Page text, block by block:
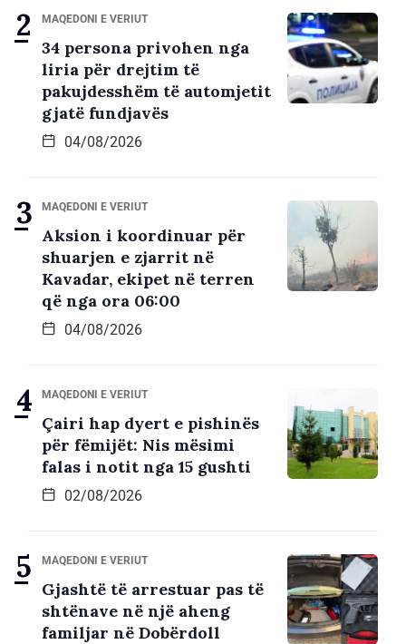
MAQEDONI E VERIUT
34 persona privohen nga
liria për drejtim të
pakujdesshëm të automjetit
gjatë fundjavës
04/08/2026
MAQEDONI E VERIUT
Aksion i koordinuar për
shuarjen e zjarrit në
Kavadar, ekipet në terren
që nga ora 06:00
04/08/2026
MAQEDONI E VERIUT
Çairi hap dyert e pishinës
për fëmijët: Nis mësimi
falas i notit nga 15 gushti
02/08/2026
MAQEDONI E VERIUT
Gjashtë të arrestuar pas të
shtënave në një aheng
familjar në Dobërdoll